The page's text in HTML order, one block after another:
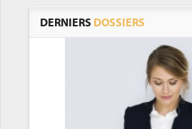
DERNIERS DOSSIERS